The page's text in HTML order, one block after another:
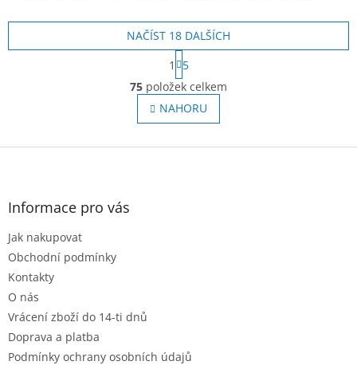
O
v
l
á
u
NAČÍST 18 DALŠÍCH
S
t
r
á
n
k
v
1
5
75 položek celkem
NAHORU
Z
Informace pro vás
Jak nakupovat
Obchodní podmínky
Kontakty
O nás
Vrácení zboží do 14-ti dnů
Doprava a platba
Podmínky ochrany osobních údajů